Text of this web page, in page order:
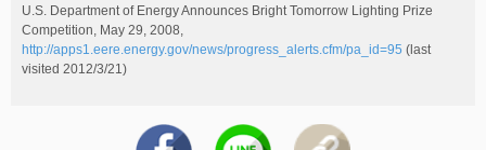
U.S. Department of Energy Announces Bright Tomorrow Lighting Prize
Competition, May 29, 2008,
http://apps1.eere.energy.gov/news/progress_alerts.cfm/pa_id=95 (last
visited 2012/3/21)